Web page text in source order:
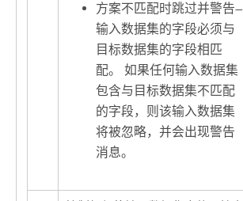
方案不匹配时跳过并警告—
输入数据集的字段必须与
目标数据集的字段相匹
配。 如果任何输入数据集
包含与目标数据集不匹配
的字段，则该输入数据集
将被忽略，并会出现警告
消息。